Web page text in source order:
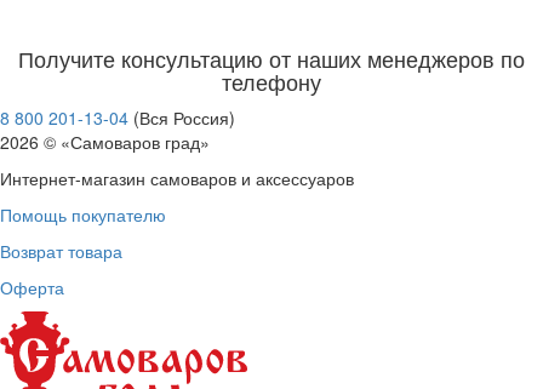
Получите консультацию от наших менеджеров по
телефону
8 800 201-13-04 (Вся Россия)
2026 © «Самоваров град»
Интернет-магазин самоваров и аксессуаров
Помощь покупателю
Возврат товара
Оферта